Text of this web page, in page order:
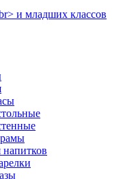
и младших классов
напитков